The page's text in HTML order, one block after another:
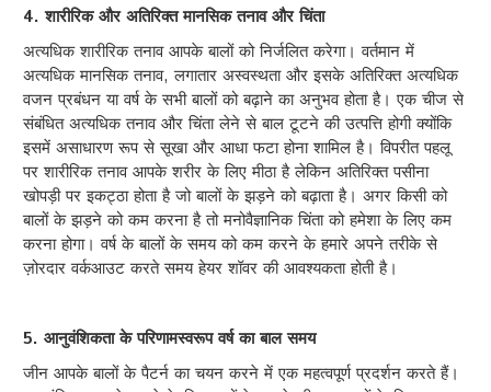
4. शारीरिक और अतिरिक्त मानसिक तनाव और चिंता
अत्यधिक शारीरिक तनाव आपके बालों को निर्जलित करेगा। वर्तमान में
अत्यधिक मानसिक तनाव, लगातार अस्वस्थता और इसके अतिरिक्त अत्यधिक
वजन प्रबंधन या वर्ष के सभी बालों को बढ़ाने का अनुभव होता है। एक चीज से
संबंधित अत्यधिक तनाव और चिंता लेने से बाल टूटने की उत्पत्ति होगी क्योंकि
इसमें असाधारण रूप से सूखा और आधा फटा होना शामिल है। विपरीत पहलू
पर शारीरिक तनाव आपके शरीर के लिए मीठा है लेकिन अतिरिक्त पसीना
खोपड़ी पर इकट्ठा होता है जो बालों के झड़ने को बढ़ाता है। अगर किसी को
बालों के झड़ने को कम करना है तो मनोवैज्ञानिक चिंता को हमेशा के लिए कम
करना होगा। वर्ष के बालों के समय को कम करने के हमारे अपने तरीके से
ज़ोरदार वर्कआउट करते समय हेयर शॉवर की आवश्यकता होती है।
5. आनुवंशिकता के परिणामस्वरूप वर्ष का बाल समय
जीन आपके बालों के पैटर्न का चयन करने में एक महत्वपूर्ण प्रदर्शन करते हैं।